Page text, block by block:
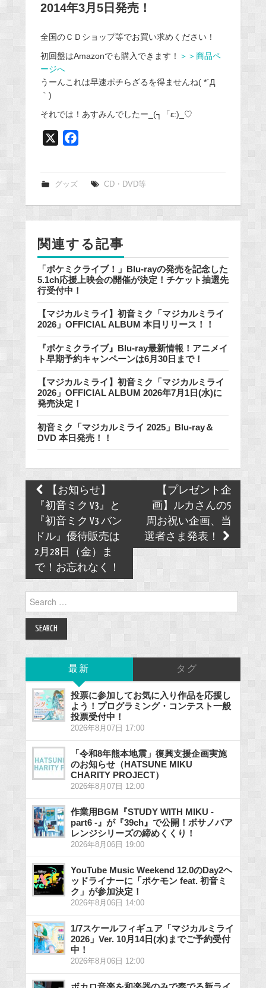
2014年3月5日発売！
全国のＣＤショップ等でお買い求めください！
初回盤はAmazonでも購入できます！ ＞＞商品ペ
ージへ
うーんこれは早速ポチらざるを得ませんね( *´Д
｀)
それでは！あすみんでしたー_(┐「ε:)_♡
k
グッズ CD・DVD等
関連する記事
「ポケミクライブ！」Blu-rayの発売を記念した
5.1ch応援上映会の開催が決定！チケット抽選先
行受付中！
【マジカルミライ】初音ミク「マジカルミライ
2026」OFFICIAL ALBUM 本日リリース！！
『ポケミクライブ』Blu-ray最新情報！アニメイ
ト早期予約キャンペーンは6月30日まで！
【マジカルミライ】初音ミク「マジカルミライ
2026」OFFICIAL ALBUM 2026年7月1日(水)に
発売決定！
初音ミク「マジカルミライ 2025」Blu-ray＆
DVD 本日発売！！
Post
navigation
【お知らせ】
『初音ミク V3』と
『初音ミク V3 バン
ドル』優待販売は
2月28日（金）ま
で！お忘れなく！
【プレゼント企
画】ルカさんの5
周お祝い企画、当
選者さま発表！
Search
for:
最新 タグ
投票に参加してお気に入り作品を応援し
よう！プログラミング・コンテスト一般
投票受付中！
2026年8月07日 17:00
「令和8年熊本地震」復興支援企画実施
のお知らせ（HATSUNE MIKU
CHARITY PROJECT）
2026年8月07日 12:00
作業用BGM『STUDY WITH MIKU -
part6 -』が『39ch』で公開！ボサノバア
レンジシリーズの締めくくり！
2026年8月06日 19:00
YouTube Music Weekend 12.0のDay2ヘ
ッドライナーに「ポケモン feat. 初音ミ
ク」が参加決定！
2026年8月06日 14:00
1/7スケールフィギュア「マジカルミライ
2026」Ver. 10月14日(水)までご予約受付
中！
2026年8月06日 12:00